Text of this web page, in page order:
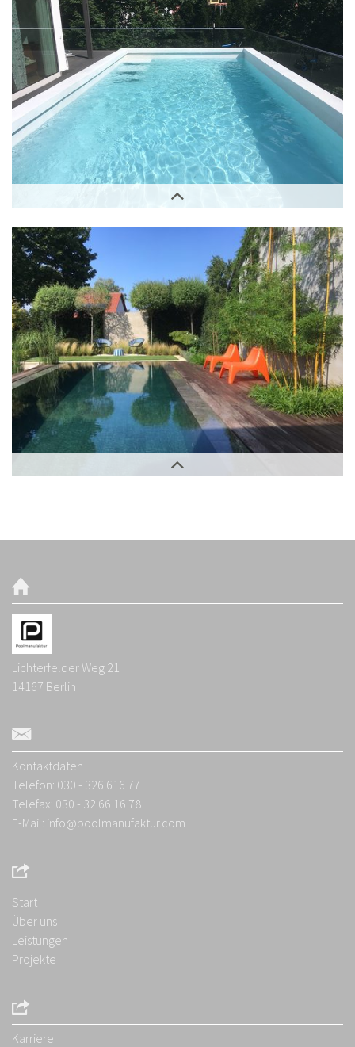
Außenbereich
Außenbereich
Lichterfelder Weg 21
14167 Berlin
Kontaktdaten
Telefon: 030 - 326 616 77
Telefax: 030 - 32 66 16 78
E-Mail: info@poolmanufaktur.com
Start
Über uns
Leistungen
Projekte
Karriere